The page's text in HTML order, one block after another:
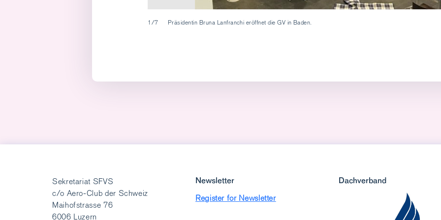
1/7 Präsidentin Bruna Lanfranchi eröffnet die GV in Baden.
Sekretariat SFVS
c/o Aero-Club der Schweiz
Maihofstrasse 76
6006 Luzern
Newsletter
Register for Newsletter
Dachverband